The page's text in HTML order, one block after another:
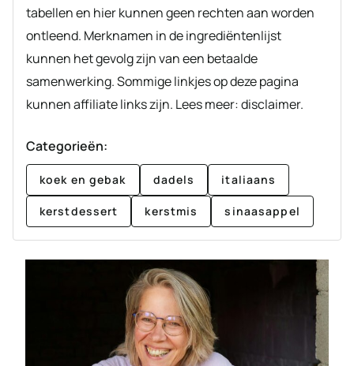
tabellen en hier kunnen geen rechten aan worden
ontleend. Merknamen in de ingrediëntenlijst
kunnen het gevolg zijn van een betaalde
samenwerking. Sommige linkjes op deze pagina
kunnen affiliate links zijn. Lees meer: disclaimer.
Categorieën:
koek en gebak dadels italiaans
kerstdessert kerstmis sinaasappel